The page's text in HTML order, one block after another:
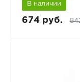
В наличии
674 руб.